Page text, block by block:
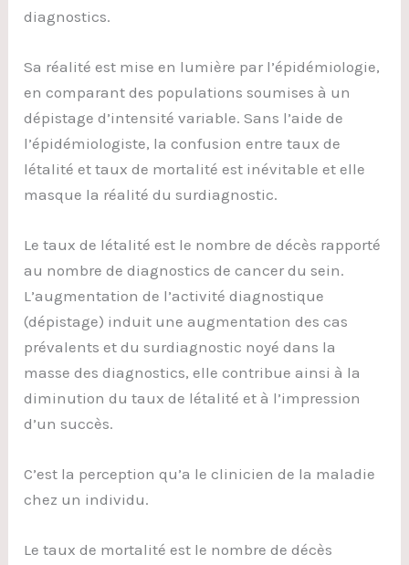
diagnostics.
Sa réalité est mise en lumière par l’épidémiologie,
en comparant des populations soumises à un
dépistage d’intensité variable. Sans l’aide de
l’épidémiologiste, la confusion entre taux de
létalité et taux de mortalité est inévitable et elle
masque la réalité du surdiagnostic.
Le taux de létalité est le nombre de décès rapporté
au nombre de diagnostics de cancer du sein.
L’augmentation de l’activité diagnostique
(dépistage) induit une augmentation des cas
prévalents et du surdiagnostic noyé dans la
masse des diagnostics, elle contribue ainsi à la
diminution du taux de létalité et à l’impression
d’un succès.
C’est la perception qu’a le clinicien de la maladie
chez un individu.
Le taux de mortalité est le nombre de décès